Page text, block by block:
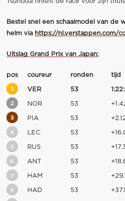
Bestel snel een schaalmodel van de
helm via https://nl.verstappen.com/
Uitslag Grand Prix van Japan:
pos coureur ronden tijd
1 VER 53
2 NOR 53
3 PIA 53
4 LEC 53
5 RUS 53
6 ANT 53
7 HAM 53
8 HAD 53